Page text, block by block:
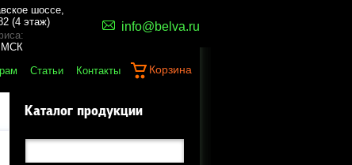
шоссе,
(4 этаж)
МСК
info@belva.ru
Статьи Контакты Корзина
Каталог продукции